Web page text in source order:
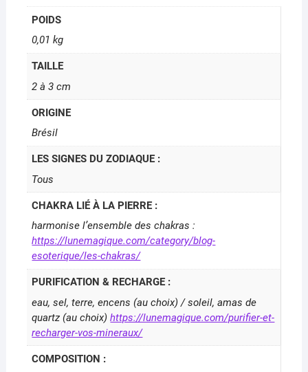
POIDS
0,01 kg
TAILLE
2 à 3 cm
ORIGINE
Brésil
LES SIGNES DU ZODIAQUE :
Tous
CHAKRA LIÉ À LA PIERRE :
harmonise l’ensemble des chakras :
https://lunemagique.com/category/blog-
esoterique/les-chakras/
PURIFICATION & RECHARGE :
eau, sel, terre, encens (au choix) / soleil, amas de
quartz (au choix)https://lunemagique.com/purifier-et-
recharger-vos-mineraux/
COMPOSITION :